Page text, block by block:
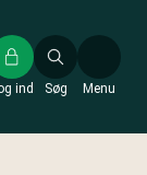
Søg
ind Menu